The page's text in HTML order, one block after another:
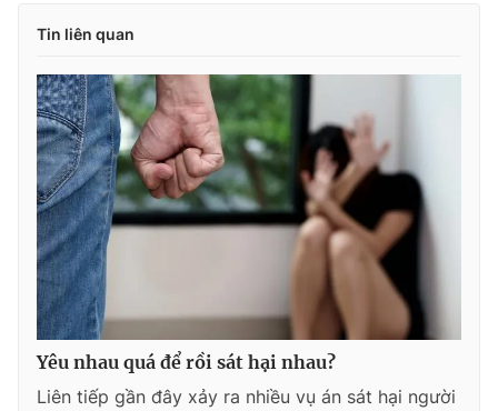
Tin liên quan
Yêu nhau quá để rồi sát hại nhau?
Liên tiếp gần đây xảy ra nhiều vụ án sát hại người